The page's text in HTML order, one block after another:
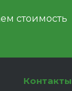
стоимость
Контакты